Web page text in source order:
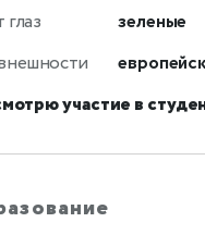
зеленые
участие в